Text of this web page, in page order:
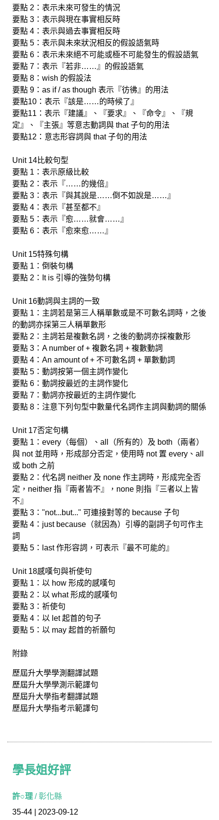
要點 2：表示未來可發生的情況
要點 3：表示與現在事實相反時
要點 4：表示與過去事實相反時
要點 5：表示與未來狀況相反的假設語氣時
要點 6：表示未來絕不可能或極不可能發生的假設語氣
要點 7：表示『若非……』的假設語氣
要點 8：wish 的假設法
要點 9：as if / as though 表示『彷彿』的用法
要點10：表示『該是……的時候了』
要點11：表示『建議』、『要求』、『命令』、『規
定』、『主張』等意志動詞與 that 子句的用法
要點12：意志形容詞與 that 子句的用法
Unit 14比較句型
要點 1：表示原級比較
要點 2：表示『……的幾倍』
要點 3：表示『與其說是……倒不如說是……』
要點 4：表示『甚至都不』
要點 5：表示『愈……就會……』
要點 6：表示『愈來愈……』
Unit 15特殊句構
要點 1：倒裝句構
要點 2：It is 引導的強勢句構
Unit 16動詞與主詞的一致
要點 1：主詞若是第三人稱單數或是不可數名詞時，之後
的動詞亦採第三人稱單數形
要點 2：主詞若是複數名詞，之後的動詞亦採複數形
要點 3：A number of + 複數名詞 + 複數動詞
要點 4：An amount of + 不可數名詞 + 單數動詞
要點 5：動詞按第一個主詞作變化
要點 6：動詞按最近的主詞作變化
要點 7：動詞亦按最近的主詞作變化
要點 8：注意下列句型中數量代名詞作主詞與動詞的關係
Unit 17否定句構
要點 1：every（每個）、all（所有的）及 both（兩者）
與 not 並用時，形成部分否定，使用時 not 置 every、all
或 both 之前
要點 2：代名詞 neither 及 none 作主詞時，形成完全否
定，neither 指『兩者皆不』，none 則指『三者以上皆
不』
要點 3："not...but..." 可連接對等的 because 子句
要點 4：just because（就因為）引導的副詞子句可作主
詞
要點 5：last 作形容詞，可表示『最不可能的』
Unit 18感嘆句與祈使句
要點 1：以 how 形成的感嘆句
要點 2：以 what 形成的感嘆句
要點 3：祈使句
要點 4：以 let 起首的句子
要點 5：以 may 起首的祈願句
附錄
歷屆升大學學測翻譯試題
歷屆升大學學測示範譯句
歷屆升大學指考翻譯試題
歷屆升大學指考示範譯句
學長姐好評
許○理 / 彰化縣
35-44 | 2023-09-12